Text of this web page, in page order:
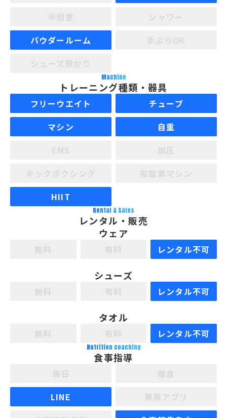
パウダールーム
Machine
トレーニング種類・器具
フリーウエイト
チューブ
マシン
自重
HIIT
Rental & Sales
レンタル・販売
ウェア
レンタル不可
シューズ
レンタル不可
タオル
レンタル不可
Nutrition coaching
食事指導
LINE